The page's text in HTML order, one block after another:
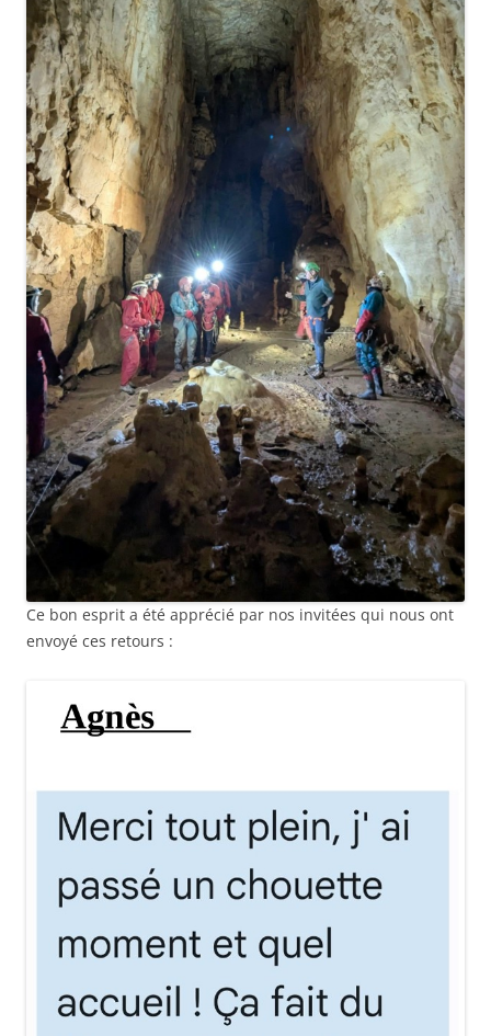
Ce bon esprit a été apprécié par nos invitées qui nous ont
envoyé ces retours :